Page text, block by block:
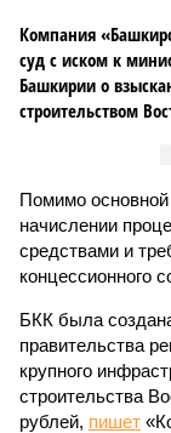
Компания
суд с иском к
Башкирии о
строительством
Помимо
начислении
средствами и
концессионного
БКК была
правительства
крупного
строительства
рублей, пишет